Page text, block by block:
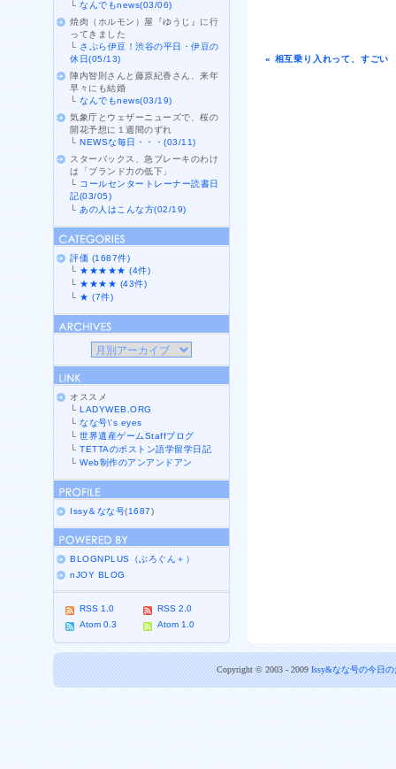
« 相互乗り入れって、すごい
└なんでもnews(03/06)
焼肉（ホルモン）屋『ゆうじ』に行
ってきました
└ さぷら伊豆！渋谷の平日・伊豆の
休日(05/13)
陣内智則さんと藤原紀香さん、来年
早々にも結婚
└なんでもnews(03/19)
気象庁とウェザーニューズで、桜の
開花予想に１週間のずれ
└NEWSな毎日・・・(03/11)
スターバックス、急ブレーキのわけ
は「ブランド力の低下」
└ コールセンタートレーナー読書日
記(03/05)
└ あの人はこんな方(02/19)
評価 (1687件)
└ ★★★★★ (4件)
└ ★★★★ (43件)
└ ★ (7件)
オススメ
└LADYWEB.ORG
└なな号\'s eyes
└世界遺産ゲームStaffブログ
└TETTAのボストン語学留学日記
└Web制作のアンアンドアン
Issy＆なな号(1687)
BLOGNPLUS（ぶろぐん＋）
nJOY BLOG
RSS 1.0
RSS 2.0
Atom 0.3
Atom 1.0
Copyright © 2003 - 2009 Issy&なな号の今日